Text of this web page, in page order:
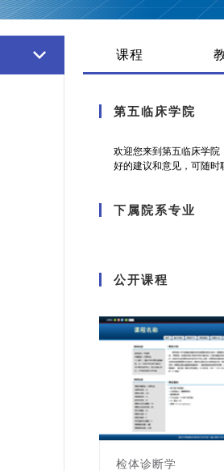
课程
第五临床学院
欢迎您来到第五临床学
好的建议和意见，可随时
下属院系专业
公开课程
检体诊断学